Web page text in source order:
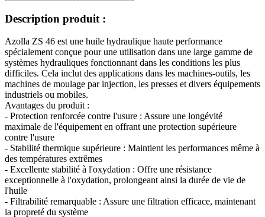
Description produit :
Azolla ZS 46 est une huile hydraulique haute performance
spécialement conçue pour une utilisation dans une large gamme de
systèmes hydrauliques fonctionnant dans les conditions les plus
difficiles. Cela inclut des applications dans les machines-outils, les
machines de moulage par injection, les presses et divers équipements
industriels ou mobiles.
Avantages du produit :
- Protection renforcée contre l'usure : Assure une longévité
maximale de l'équipement en offrant une protection supérieure
contre l'usure
- Stabilité thermique supérieure : Maintient les performances même à
des températures extrêmes
- Excellente stabilité à l'oxydation : Offre une résistance
exceptionnelle à l'oxydation, prolongeant ainsi la durée de vie de
l'huile
- Filtrabilité remarquable : Assure une filtration efficace, maintenant
la propreté du système